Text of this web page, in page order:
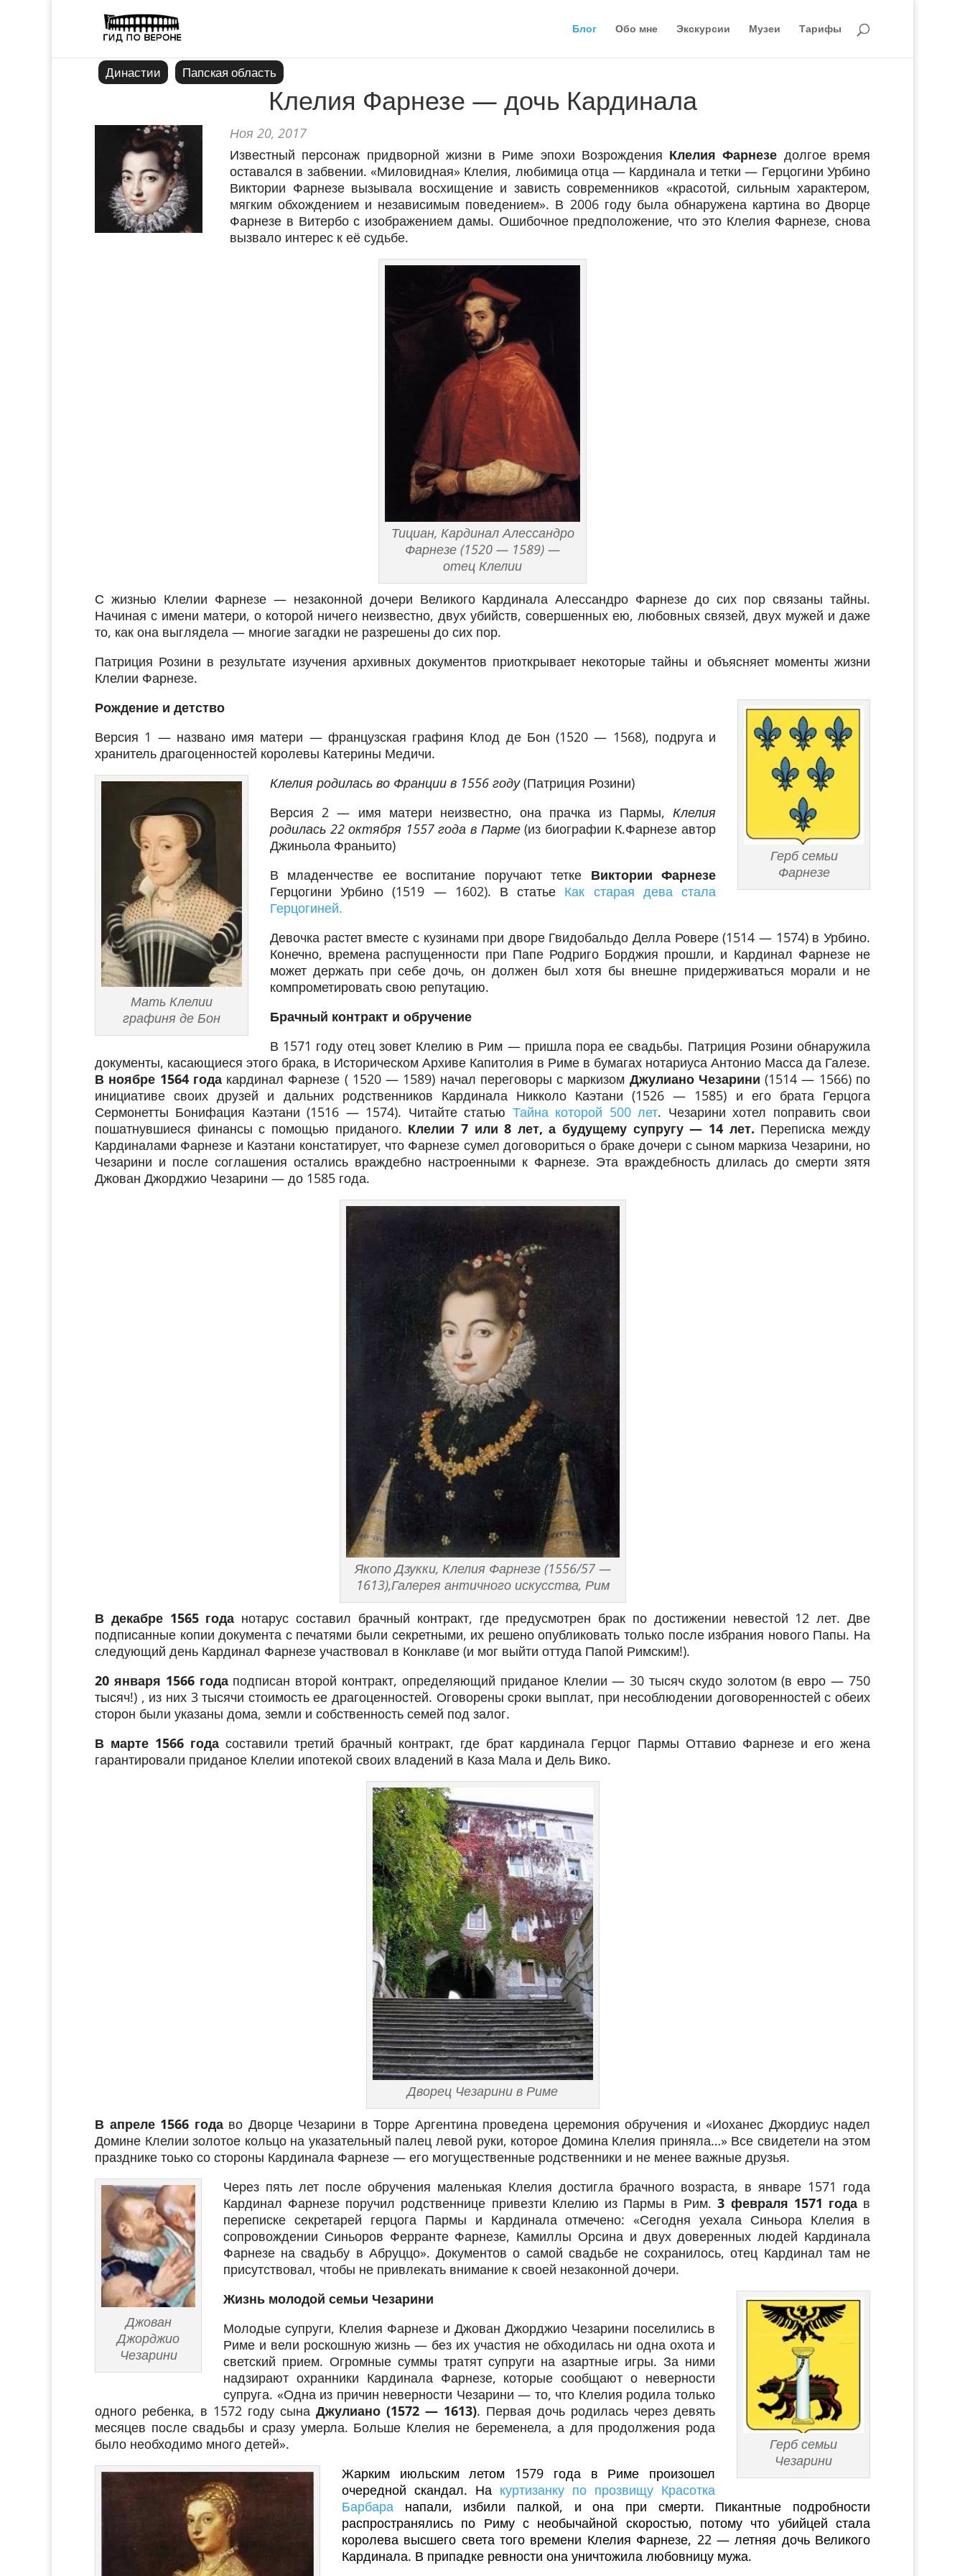
Блог Обо мне Экскурсии Музеи Тарифы
Династии Папская область
Клелия Фарнезе — дочь Кардинала
Ноя 20, 2017
Известный персонаж придворной жизни в Риме эпохи Возрождения Клелия Фарнезе долгое время
оставался в забвении. «Миловидная» Клелия, любимица отца — Кардинала и тетки — Герцогини Урбино
Виктории Фарнезе вызывала восхищение и зависть современников «красотой, сильным характером,
мягким обхождением и независимым поведением». В 2006 году была обнаружена картина во Дворце
Фарнезе в Витербо с изображением дамы. Ошибочное предположение, что это Клелия Фарнезе, снова
вызвало интерес к её судьбе.
Тициан, Кардинал Алессандро
Фарнезе (1520 — 1589) —
отец Клелии
С жизнью Клелии Фарнезе — незаконной дочери Великого Кардинала Алессандро Фарнезе до сих пор связаны тайны.
Начиная с имени матери, о которой ничего неизвестно, двух убийств, совершенных ею, любовных связей, двух мужей и даже
то, как она выглядела — многие загадки не разрешены до сих пор.
Патриция Розини в результате изучения архивных документов приоткрывает некоторые тайны и объясняет моменты жизни
Клелии Фарнезе.
Герб семьи
Фарнезе
Рождение и детство
Версия 1 — названо имя матери — французская графиня Клод де Бон (1520 — 1568), подруга и
хранитель драгоценностей королевы Катерины Медичи.
Мать Клелии
графиня де Бон
Клелия родилась во Франции в 1556 году(Патриция Розини)
Версия 2 — имя матери неизвестно, она прачка из Пармы, Клелия
родилась 22 октября 1557 года в Парме(из биографии К.Фарнезе автор
Джиньола Франьито)
В младенчестве ее воспитание поручают тетке Виктории Фарнезе
Герцогини Урбино (1519 — 1602). В статье Как старая дева стала
Герцогиней.
Девочка растет вместе с кузинами при дворе Гвидобальдо Делла Ровере (1514 — 1574) в Урбино.
Конечно, времена распущенности при Папе Родриго Борджия прошли, и Кардинал Фарнезе не
может держать при себе дочь, он должен был хотя бы внешне придерживаться морали и не
компрометировать свою репутацию.
Брачный контракт и обручение
В 1571 году отец зовет Клелию в Рим — пришла пора ее свадьбы. Патриция Розини обнаружила
документы, касающиеся этого брака, в Историческом Архиве Капитолия в Риме в бумагах нотариуса Антонио Масса да Галезе.
В ноябре 1564 годакардинал Фарнезе ( 1520 — 1589) начал переговоры с маркизом Джулиано Чезарини (1514 — 1566) по
инициативе своих друзей и дальних родственников Кардинала Никколо Каэтани (1526 — 1585) и его брата Герцога
Сермонетты Бонифация Каэтани (1516 — 1574). Читайте статью Тайна которой 500 лет. Чезарини хотел поправить свои
пошатнувшиеся финансы с помощью приданого. Клелии 7 или 8 лет, а будущему супругу — 14 лет. Переписка между
Кардиналами Фарнезе и Каэтани констатирует, что Фарнезе сумел договориться о браке дочери с сыном маркиза Чезарини, но
Чезарини и после соглашения остались враждебно настроенными к Фарнезе. Эта враждебность длилась до смерти зятя
Джован Джорджио Чезарини — до 1585 года.
Якопо Дзукки, Клелия Фарнезе (1556/57 —
1613),Галерея античного искусства, Рим
В декабре 1565 года нотарус составил брачный контракт, где предусмотрен брак по достижении невестой 12 лет. Две
подписанные копии документа с печатями были секретными, их решено опубликовать только после избрания нового Папы. На
следующий день Кардинал Фарнезе участвовал в Конклаве (и мог выйти оттуда Папой Римским!).
20 января 1566 годаподписан второй контракт, определяющий приданое Клелии — 30 тысяч скудо золотом (в евро — 750
тысяч!) , из них 3 тысячи стоимость ее драгоценностей. Оговорены сроки выплат, при несоблюдении договоренностей с обеих
сторон были указаны дома, земли и собственность семей под залог.
В марте 1566 года составили третий брачный контракт, где брат кардинала Герцог Пармы Оттавио Фарнезе и его жена
гарантировали приданое Клелии ипотекой своих владений в Каза Мала и Дель Вико.
Дворец Чезарини в Риме
В апреле 1566 годаво Дворце Чезарини в Торре Аргентина проведена церемония обручения и «Иоханес Джордиус надел
Домине Клелии золотое кольцо на указательный палец левой руки, которое Домина Клелия приняла…» Все свидетели на этом
празднике тоько со стороны Кардинала Фарнезе — его могущественные родственники и не менее важные друзья.
Джован
Джорджио
Чезарини
Через пять лет после обручения маленькая Клелия достигла брачного возраста, в январе 1571 года
Кардинал Фарнезе поручил родственнице привезти Клелию из Пармы в Рим.3 февраля 1571 годав
переписке секретарей герцога Пармы и Кардинала отмечено: «Сегодня уехала Синьора Клелия в
сопровождении Синьоров Ферранте Фарнезе, Камиллы Орсина и двух доверенных людей Кардинала
Фарнезе на свадьбу в Абруццо». Документов о самой свадьбе не сохранилось, отец Кардинал там не
присутствовал, чтобы не привлекать внимание к своей незаконной дочери.
Герб семьи
Чезарини
Жизнь молодой семьи Чезарини
Молодые супруги, Клелия Фарнезе и Джован Джорджио Чезарини поселились в
Риме и вели роскошную жизнь — без их участия не обходилась ни одна охота и
светский прием. Огромные суммы тратят супруги на азартные игры. За ними
надзирают охранники Кардинала Фарнезе, которые сообщают о неверности
супруга. «Одна из причин неверности Чезарини — то, что Клелия родила только
одного ребенка, в 1572 году сына Джулиано (1572 — 1613). Первая дочь родилась через девять
месяцев после свадьбы и сразу умерла. Больше Клелия не беременела, а для продолжения рода
было необходимо много детей».
Жарким июльским летом 1579 года в Риме произошел
очередной скандал. На куртизанку по прозвищу Красотка
Барбара напали, избили палкой, и она при смерти. Пикантные подробности
распространялись по Риму с необычайной скоростью, потому что убийцей стала
королева высшего света того времени Клелия Фарнезе, 22 — летняя дочь Великого
Кардинала. В припадке ревности она уничтожила любовницу мужа.